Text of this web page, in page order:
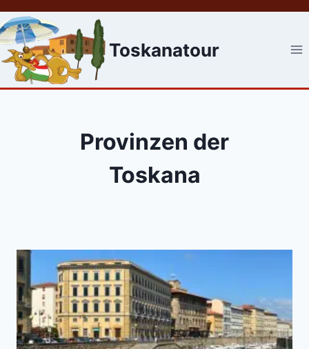
Skip
to
content
Toskanatour
Provinzen der
Toskana